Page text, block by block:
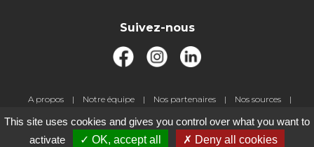
Suivez-nous
Pied
page
A propos Notre équipe Nos partenaires
Nos sources
Livre d'or
Jeux-concours Contact
Gestion des cookies
Mentions légales
This site uses cookies and gives you control over what you want to
activate
OK, accept all Deny all cookies